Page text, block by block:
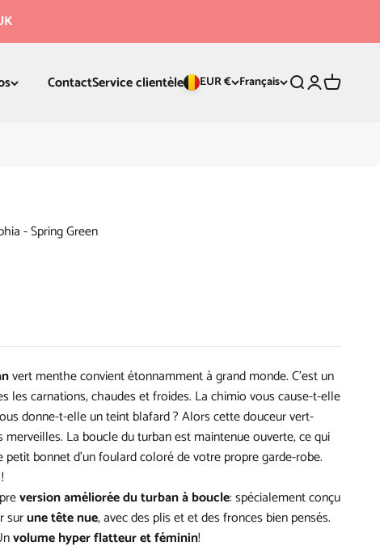
ContactService clientèle EUR € Français Recherche
Connexion
Panier
- Spring Green
vert menthe convient étonnamment à grand monde. C'est un
les carnations, chaudes et froides. La chimio vous cause-t-elle
donne-t-elle un teint blafard ? Alors cette douceur vert-
merveilles. La boucle du turban est maintenue ouverte, ce qui
petit bonnet d’un foulard coloré de votre propre garde-robe.
version améliorée du turban à boucle: spécialement conçu
surune tête nue, avec des plis et et des fronces bien pensés.
volume hyper flatteur et féminin!